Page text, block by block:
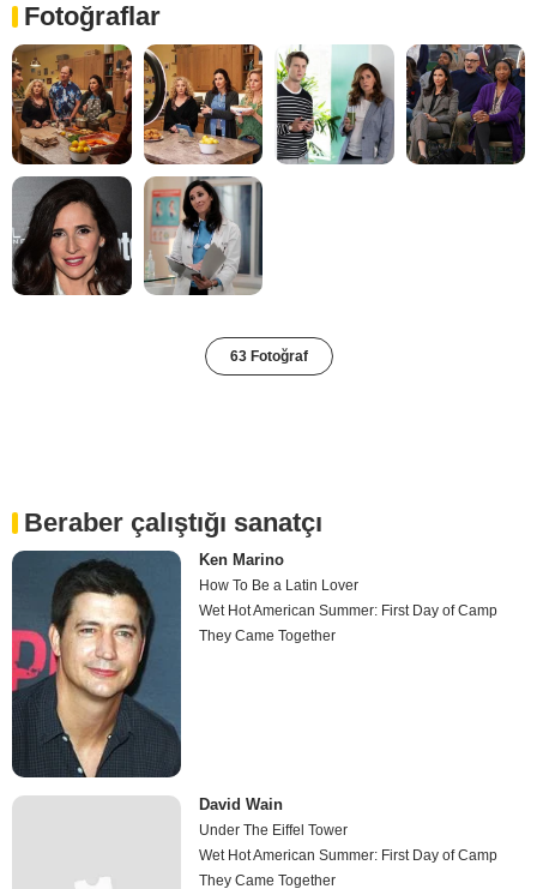
Fotoğraflar
63 Fotoğraf
Beraber çalıştığı sanatçı
Ken Marino
How To Be a Latin Lover
Wet Hot American Summer: First Day of Camp
They Came Together
David Wain
Under The Eiffel Tower
Wet Hot American Summer: First Day of Camp
They Came Together